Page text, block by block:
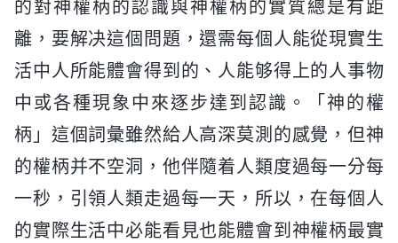
的對神權柄的認識與神權柄的實質總是有距
離，要解决這個問題，還需每個人能從現實生
活中人所能體會得到的、人能够得上的人事物
中或各種現象中來逐步達到認識。「神的權
柄」這個詞彙雖然給人高深莫測的感覺，但神
的權柄并不空洞，他伴隨着人類度過每一分每
一秒，引領人類走過每一天，所以，在每個人
的實際生活中必能看見也能體會到神權柄最實